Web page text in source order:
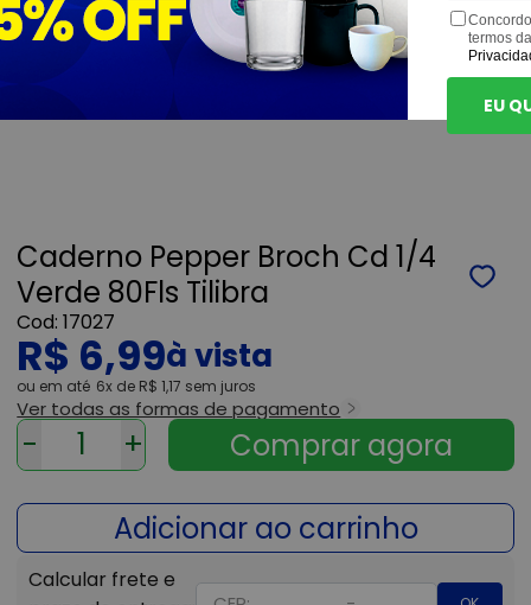
Caderno Pepper Broch Cd 1/4
Verde 80Fls Tilibra
17027
R$ 6,99
ou 6x de R$ 1,17 sem juros
Ver todas as formas de pagamento
- +
termos
EU